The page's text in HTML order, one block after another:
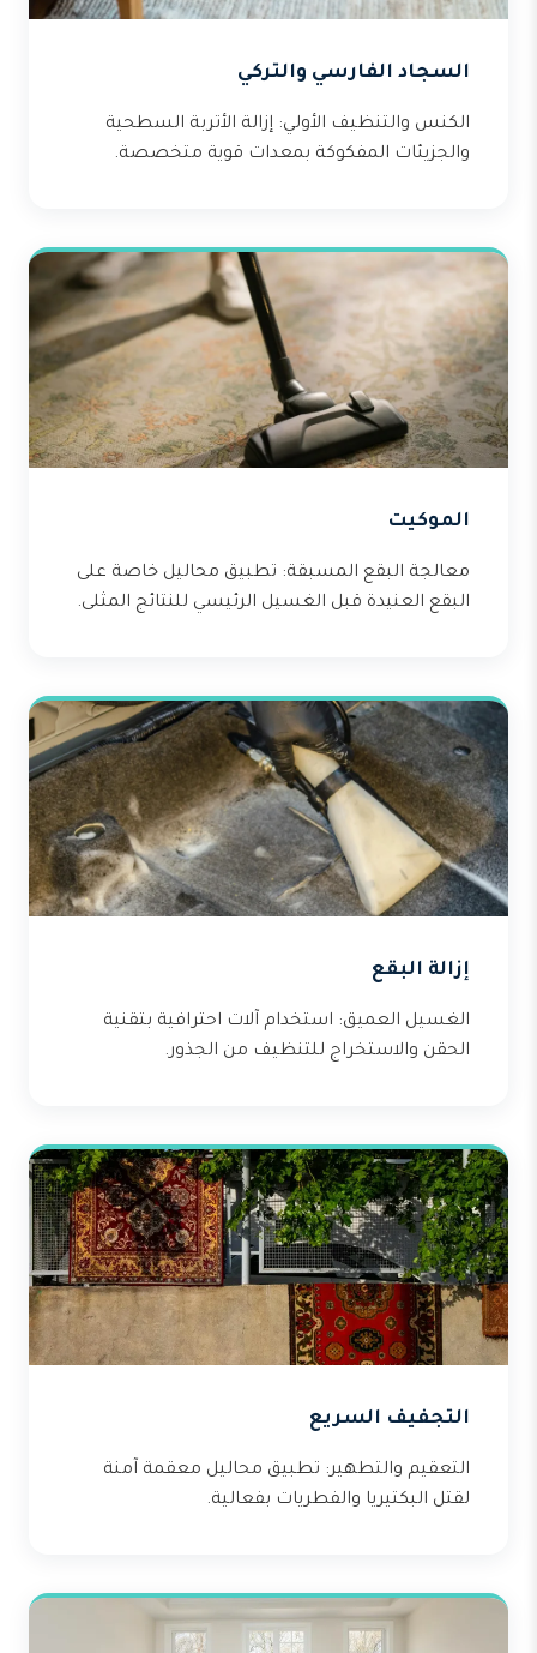
السجاد الفارسي والتركي
الكنس والتنظيف الأولي: إزالة الأتربة السطحية
والجزيئات المفكوكة بمعدات قوية متخصصة.
الموكيت
معالجة البقع المسبقة: تطبيق محاليل خاصة على
البقع العنيدة قبل الغسيل الرئيسي للنتائج المثلى.
إزالة البقع
الغسيل العميق: استخدام آلات احترافية بتقنية
الحقن والاستخراج للتنظيف من الجذور.
التجفيف السريع
التعقيم والتطهير: تطبيق محاليل معقمة آمنة
لقتل البكتيريا والفطريات بفعالية.